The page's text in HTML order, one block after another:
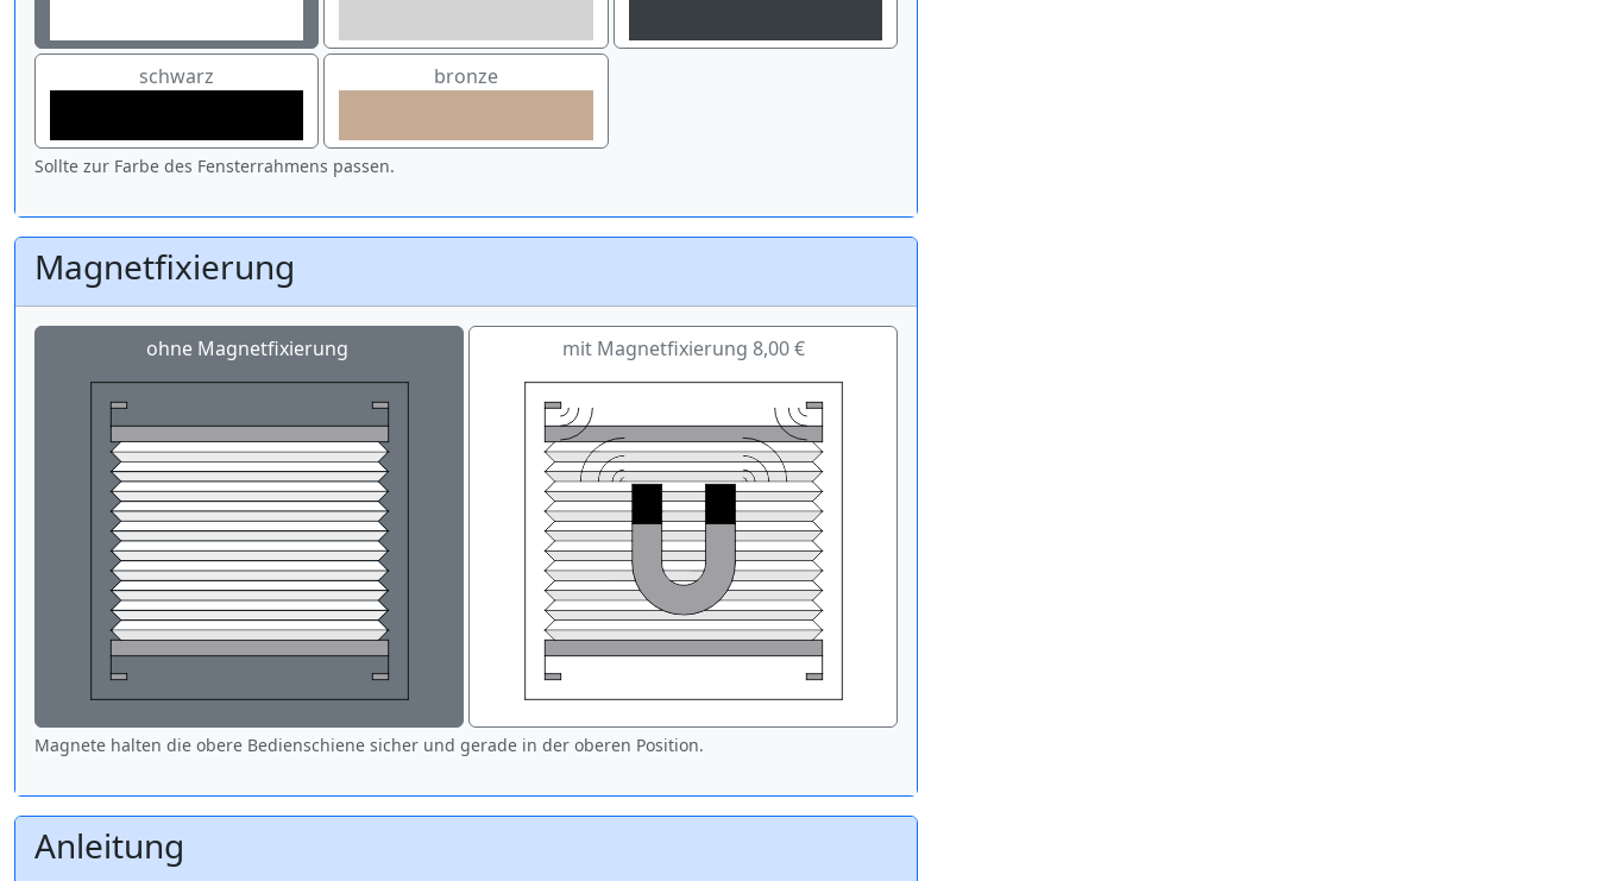
schwarz bronze
Sollte zur Farbe des Fensterrahmens passen.
Magnetfixierung
ohne Magnetfixierung mit Magnetfixierung 8,00 €
Magnete halten die obere Bedienschiene sicher und gerade in der oberen Position.
Anleitung